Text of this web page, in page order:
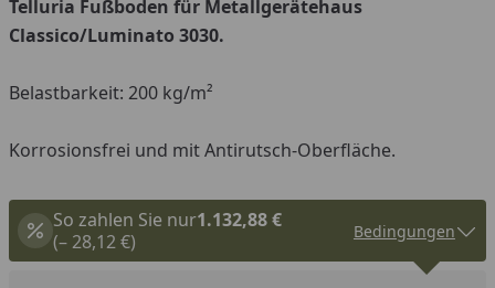
Telluria Fußboden für Metallgerätehaus
Classico/Luminato 3030.
Belastbarkeit: 200 kg/m²
Korrosionsfrei und mit Antirutsch-Oberfläche.
So zahlen Sie nur1.132,88 €
(– 28,12 €)
Bedingungen